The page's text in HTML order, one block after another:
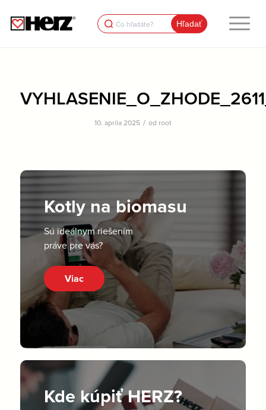
Search
for:
10. apríla 2025 / od root
Kotly na biomasu
Sú ideálnym riešením
práve pre vás?
Viac
Kde kúpiť HERZ?